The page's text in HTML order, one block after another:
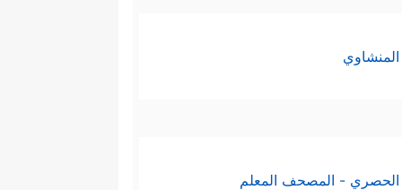
الحصري - المصحف المعلم